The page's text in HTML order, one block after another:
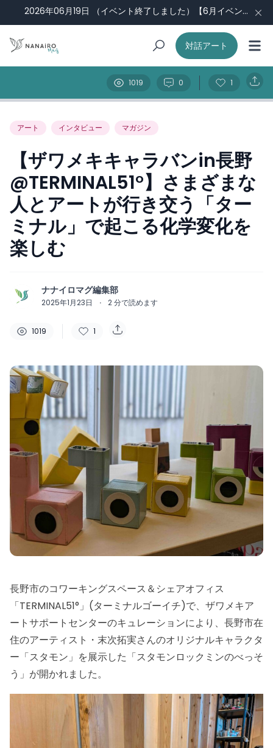
2026年06月19日 （イベント終了しました）【6月イベント】ナナイロ会議#3：福祉現場から見える景色 （Guest：田中侑未さん）
対話アート
1019 0 1
アート インタビュー マガジン
【ザワメキキャラバンin長野
@TERMINAL51°】さまざまな
人とアートが行き交う「ター
ミナル」で起こる化学変化を
楽しむ
ナナイロマグ編集部
2025年1月23日 · 2分で読めます
1019 1
長野市のコワーキングスペース＆シェアオフィス
「TERMINAL51°」(ターミナルゴーイチ)で、ザワメキア
ートサポートセンターのキュレーションにより、長野市在
住のアーティスト・末次拓実さんのオリジナルキャラクタ
ー「スタモン」を展示した「スタモンロックミンのべっそ
う」が開かれました。